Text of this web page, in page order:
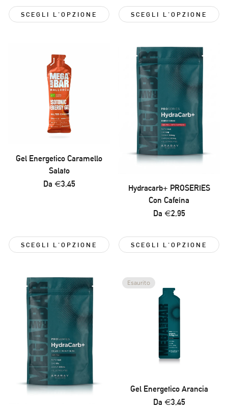
SCEGLI L'OPZIONE SCEGLI L'OPZIONE
Gel Energetico Caramello
Salato
Prezzo
Da €3,45
SCEGLI L'OPZIONE
Hydracarb+ PROSERIES
Con Cafeína
Prezzo
Da €2,95
SCEGLI L'OPZIONE
Esaurito
Gel Energetico Arancia
Prezzo
Da €3,45